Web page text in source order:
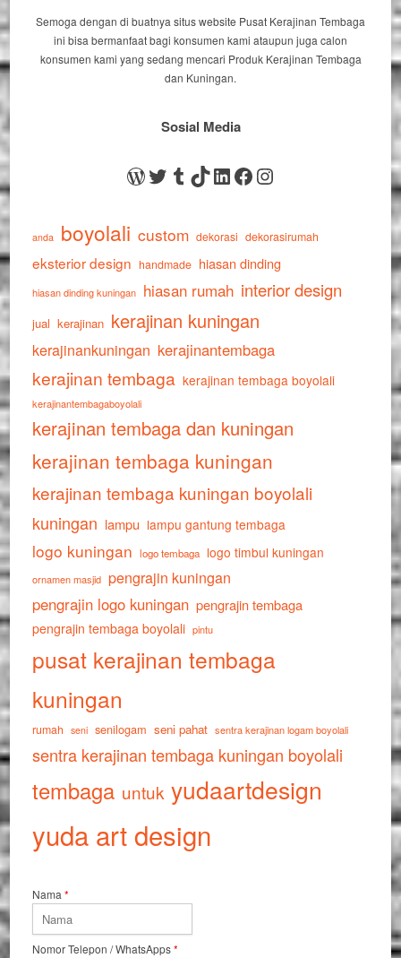
Semoga dengan di buatnya situs website Pusat Kerajinan Tembaga
ini bisa bermanfaat bagi konsumen kami ataupun juga calon
konsumen kami yang sedang mencari Produk Kerajinan Tembaga
dan Kuningan.
Sosial Media
WordPress
Twitter
Tumblr
TikTok
LinkedIn
Facebook
Instagram
anda boyolali custom dekorasi dekorasirumah
eksterior design handmade hiasan dinding
hiasan dinding kuningan hiasan rumah interior design
jual kerajinan kerajinan kuningan
kerajinankuningan kerajinantembaga
kerajinan tembaga kerajinan tembaga boyolali
kerajinantembagaboyolali
kerajinan tembaga dan kuningan
kerajinan tembaga kuningan
kerajinan tembaga kuningan boyolali
kuningan lampu lampu gantung tembaga
logo kuningan logo tembaga logo timbul kuningan
ornamen masjid pengrajin kuningan
pengrajin logo kuningan pengrajin tembaga
pengrajin tembaga boyolali pintu
pusat kerajinan tembaga
kuningan
rumah seni senilogam seni pahat sentra kerajinan logam boyolali
sentra kerajinan tembaga kuningan boyolali
tembaga untuk yudaartdesign
yuda art design
Nama*
Nomor Telepon / WhatsApps*